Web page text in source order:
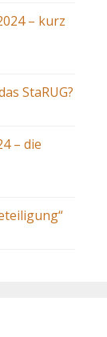
– kurz
StaRUG?
– die